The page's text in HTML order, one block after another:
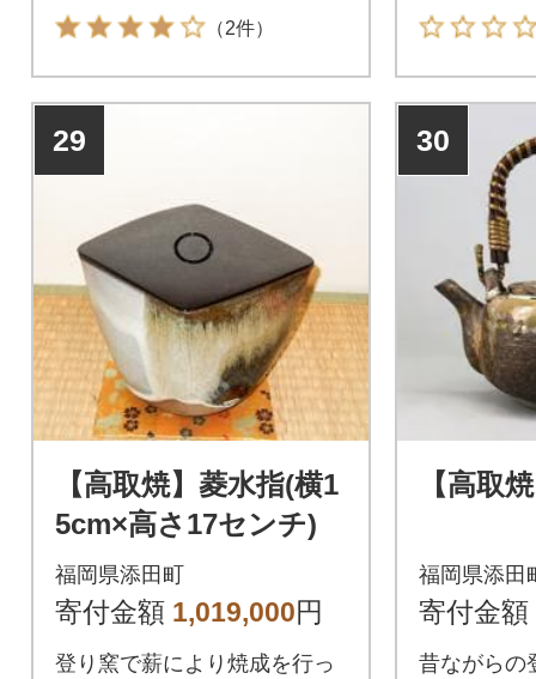
す。
（2件）
います。
29
【高取焼】菱水指(横1
5cm×高さ17センチ)
福岡県添田町
寄付金額 1,019,000円
登り窯で薪により焼成を行っ
30
【高取
福岡県添田
寄付金額
昔ながらの